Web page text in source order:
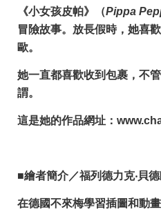
《小女孩皮帕》（Pippa
冒險故事。放長假時，她喜
歐。
她一直都喜歡收到包裹，不
謂。
這是她的作品網址：
■繪者簡介／福列德力克‧貝
在德國不來梅學習插圖和動